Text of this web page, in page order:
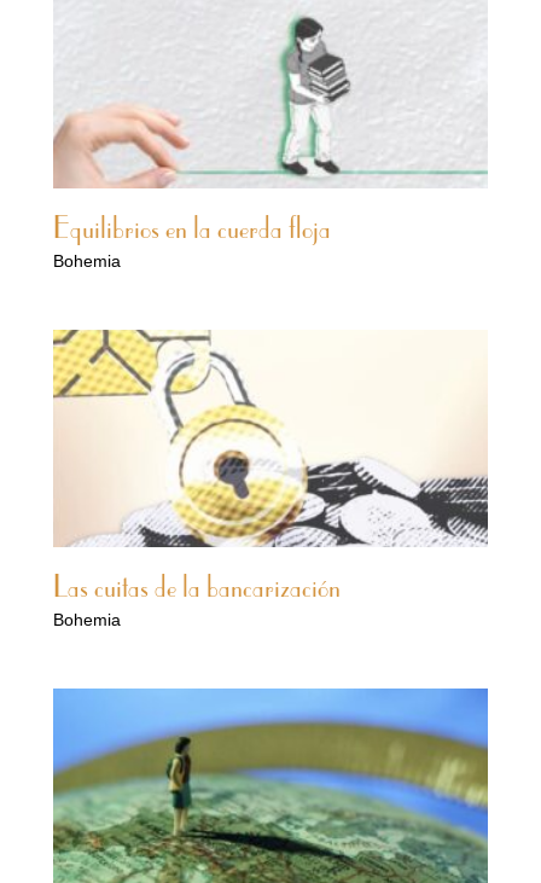
Equilibrios en la cuerda floja
Bohemia
Las cuitas de la bancarización
Bohemia